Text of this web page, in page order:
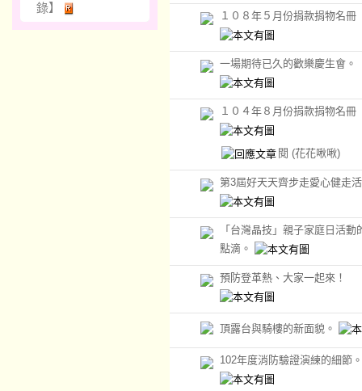
錄】
１０８年５月份捐款捐物名冊
一場期待已久的歡樂慶生會。
１０４年８月份捐款捐物名冊
閱 (花花啾啾)
第3屆好天天齊步走愛心健走
「台灣晶技」親子家庭日活動
點滴。
預防登革熱、大家一起來！
頂露台與騎樓的新面貌。
102年度消防驗證演練的細節。